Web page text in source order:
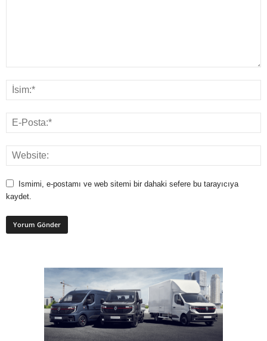
Ismimi, e-postamı ve web sitemi bir dahaki sefere bu tarayıcıya
kaydet.